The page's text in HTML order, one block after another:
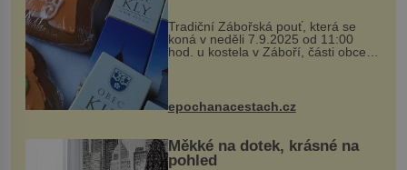
Tradiční Zábořská pouť, která se
koná v neděli 7.9.2025 od 11:00
hod. u kostela v Záboří, části obce
Kly u Mělníka. V programu naleznete
komentovanou prohlídku kostela,
epochanacestach.cz
Měkké na dotek, krásné na
pohled